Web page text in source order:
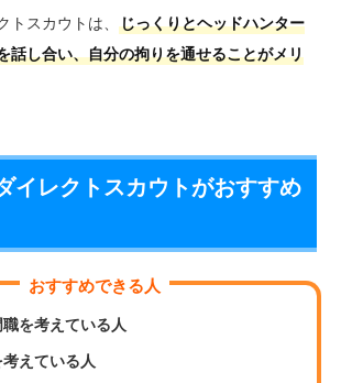
トスカウトは、じっくりとヘッドハンター
話し合い、自分の拘りを通せることがメリ
イレクトスカウトがおすすめ
おすすめできる人
を考えている人
えている人